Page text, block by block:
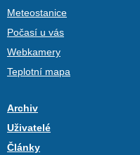
Meteostanice
Počasí u vás
Webkamery
Teplotní mapa
Archiv
Uživatelé
Články